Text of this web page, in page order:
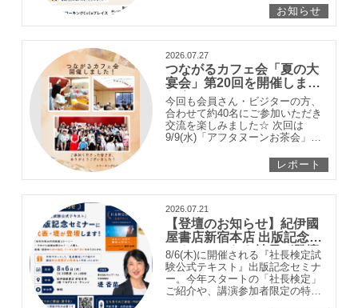
お知らせ
2026.07.27
つながるカフェ会「夏の大
宴会」第20回を開催しまし
た☆
今回も会員さん・ビジターの方、
合わせて約40名にご参加いただき
交流を楽しみました☆ 次回は
9/9(水)「アフタヌーンお茶会」を
レポート
2026.07.21
【登壇のお知らせ】紀伊國
屋書店新宿本店 出版記念セ
ミナーにかなえ社長が登壇
します！
8/6(木)に開催される『社長検定試
験公式テキスト』出版記念セミナ
ー。今年スタートの「社長検定」
ご紹介や、講演参加者限定の特典